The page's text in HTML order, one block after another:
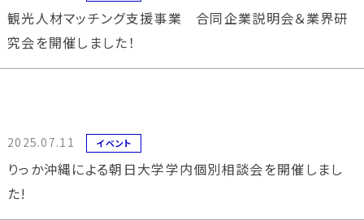
観光人材マッチング支援事業 合同企業説明会＆業界研
究会を開催しました！
2025.07.11 イベント
りっか沖縄による朝日大学学内個別相談会を開催しまし
た!